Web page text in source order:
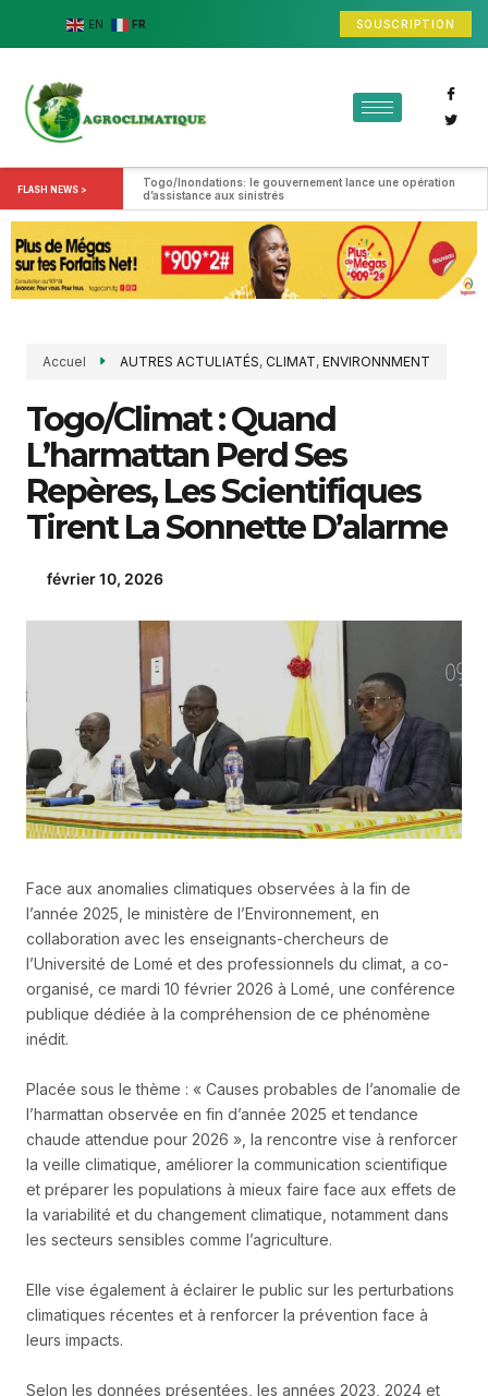
EN FR SOUSCRIPTION
FLASH NEWS >
Togo/Inondations: le gouvernement lance une opération
d’assistance aux sinistrés
Accuel AUTRES ACTULIATÉS, CLIMAT, ENVIRONNMENT
Togo/Climat : Quand
L’harmattan Perd Ses
Repères, Les Scientifiques
Tirent La Sonnette D’alarme
février 10, 2026
Face aux anomalies climatiques observées à la fin de
l’année 2025, le ministère de l’Environnement, en
collaboration avec les enseignants-chercheurs de
l’Université de Lomé et des professionnels du climat, a co-
organisé, ce mardi 10 février 2026 à Lomé, une conférence
publique dédiée à la compréhension de ce phénomène
inédit.
Placée sous le thème : « Causes probables de l’anomalie de
l’harmattan observée en fin d’année 2025 et tendance
chaude attendue pour 2026 », la rencontre vise à renforcer
la veille climatique, améliorer la communication scientifique
et préparer les populations à mieux faire face aux effets de
la variabilité et du changement climatique, notamment dans
les secteurs sensibles comme l’agriculture.
Elle vise également à éclairer le public sur les perturbations
climatiques récentes et à renforcer la prévention face à
leurs impacts.
Selon les données présentées, les années 2023, 2024 et